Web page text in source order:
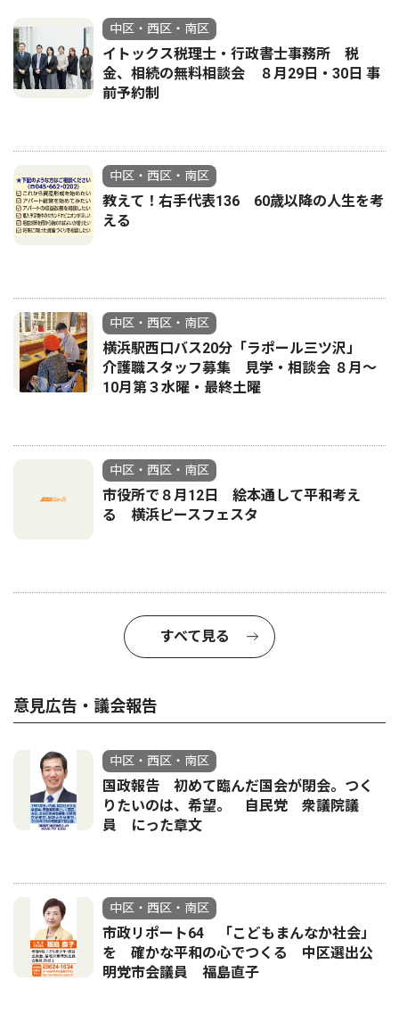
中区・西区・南区
イトックス税理士・行政書士事務所 税
金、相続の無料相談会 ８月29日・30日 事
前予約制
中区・西区・南区
教えて！右手代表136 60歳以降の人生を考
える
中区・西区・南区
横浜駅西口バス20分「ラポール三ツ沢」
介護職スタッフ募集 見学・相談会 ８月〜
10月第３水曜・最終土曜
中区・西区・南区
市役所で８月12日 絵本通して平和考え
る 横浜ピースフェスタ
すべて見る
意見広告・議会報告
中区・西区・南区
国政報告 初めて臨んだ国会が閉会。つく
りたいのは、希望。 自民党 衆議院議
員 にった章文
中区・西区・南区
市政リポート64 「こどもまんなか社会」
を 確かな平和の心でつくる 中区選出公
明党市会議員 福島直子